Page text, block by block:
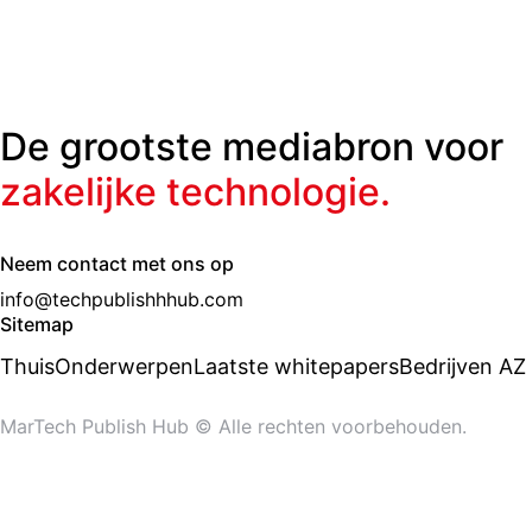
De grootste mediabron voor
zakelijke technologie.
Neem contact met ons op
info@techpublishhhub.com
Sitemap
ThuisOnderwerpenLaatste whitepapersBedrijven AZ
MarTech Publish Hub © Alle rechten voorbehouden.